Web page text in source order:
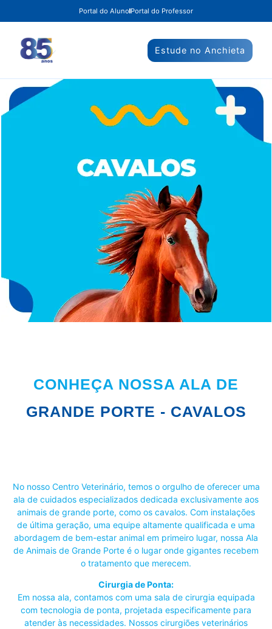
Portal do Aluno Portal do Professor
Estude no Anchieta
CONHEÇA NOSSA ALA DE
GRANDE PORTE - CAVALOS
No nosso Centro Veterinário, temos o orgulho de oferecer uma
ala de cuidados especializados dedicada exclusivamente aos
animais de grande porte, como os cavalos. Com instalações
de última geração, uma equipe altamente qualificada e uma
abordagem de bem-estar animal em primeiro lugar, nossa Ala
de Animais de Grande Porte é o lugar onde gigantes recebem
o tratamento que merecem.
Cirurgia de Ponta:
Em nossa ala, contamos com uma sala de cirurgia equipada
com tecnologia de ponta, projetada especificamente para
atender às necessidades. Nossos cirurgiões veterinários